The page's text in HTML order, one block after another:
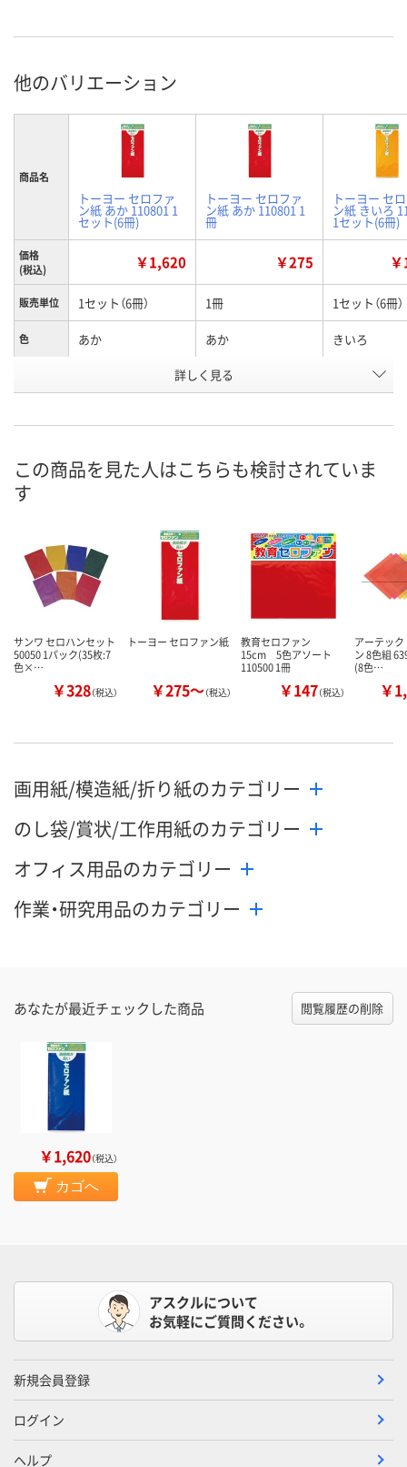
他のバリエーション
商品名
トーヨー セロファ
ン紙 あか 110801 1
セット(6冊)
トーヨー セロファ
ン紙 あか 110801 1
冊
トーヨー セ
ン紙 きいろ
1セット(6冊)
価格
(税込)
￥1,620 ￥275
販売単位 1セット（6冊） 1冊 1セット（6冊）
色 あか あか きいろ
NN11600 J662247
カゴへ カゴへ
詳しく見る
この商品を見た人はこちらも検討されていま
す
サンワ セロハンセット
50050 1パック(35枚:7
色×…
￥328（税込）
トーヨー セロファン紙
￥275～（税込）
教育セロファン
15cm 5色アソート
110500 1冊
￥147（税込）
アーテッ
ン 8色組
(8色…
￥
画用紙/模造紙/折り紙のカテゴリー
のし袋/賞状/工作用紙のカテゴリー
オフィス用品のカテゴリー
作業・研究用品のカテゴリー
あなたが最近チェックした商品 閲覧履歴の削除
￥1,620（税込）
カゴへ
アスクルについて
お気軽にご質問ください。
新規会員登録
ログイン
ヘルプ